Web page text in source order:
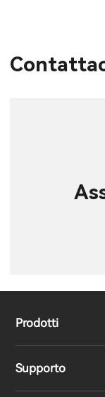
Prodotti
Cuffie
Supporto